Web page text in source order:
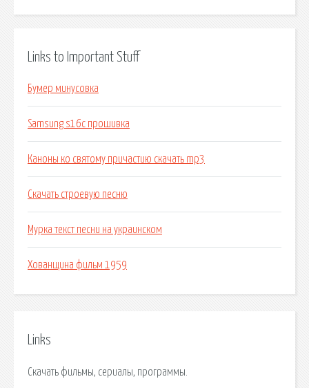
Links to Important Stuff
Бумер минусовка
Samsung s16c прошивка
Каноны ко святому причастию скачать mp3
Скачать строевую песню
Мурка текст песни на украинском
Хованщина фильм 1959
Links
Скачать фильмы, сериалы, программы.